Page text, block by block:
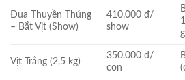
Đua Thuyền Thúng
– Bắt Vịt (Show)
410.000 đ/
show
Vịt Trắng (2,5 kg)
350.000 đ/
con